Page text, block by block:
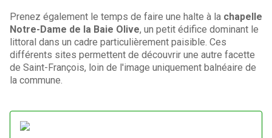
Prenez également le temps de faire une halte à la chapelle
Notre-Dame de la Baie Olive, un petit édifice dominant le
littoral dans un cadre particulièrement paisible. Ces
différents sites permettent de découvrir une autre facette
de Saint-François, loin de l'image uniquement balnéaire de
la commune.